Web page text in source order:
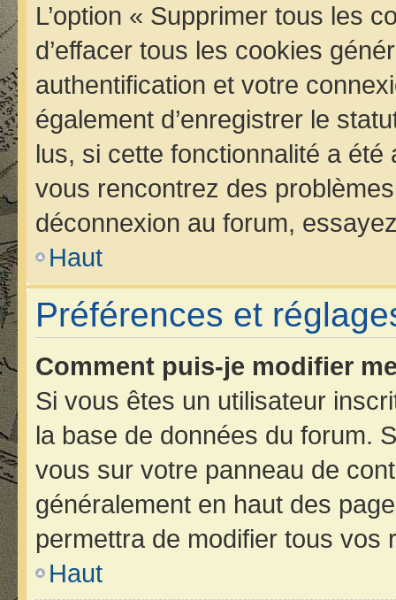
L’option « Supprimer tous les
d’effacer tous les cookies
authentification et votre
également d’enregistrer le
lus, si cette fonctionnalité a
vous rencontrez des
déconnexion au forum,
Haut
Préférences et
Comment puis-je modifier
Si vous êtes un utilisateur
la base de données du forum.
vous sur votre panneau de
généralement en haut des
permettra de modifier tous
Haut